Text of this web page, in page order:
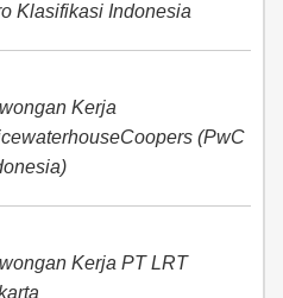
Klasifikasi Indonesia
Kerja
(PwC
Kerja PT LRT